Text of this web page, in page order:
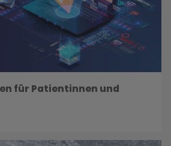
für Patientinnen und